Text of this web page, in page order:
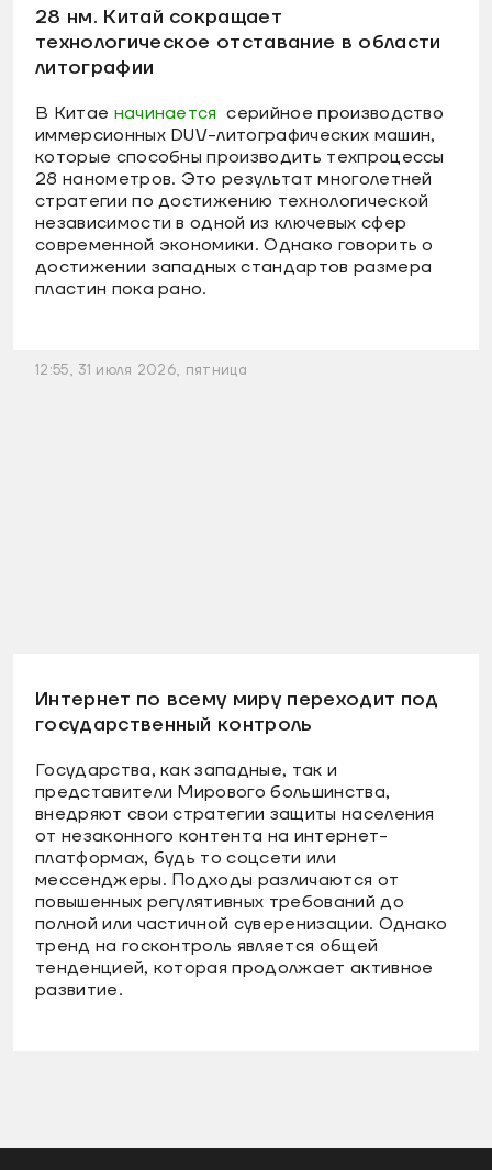
28 нм. Китай сокращает
технологическое отставание в области
литографии
В Китае начинается серийное производство
иммерсионных DUV-литографических машин,
которые способны производить техпроцессы
28 нанометров. Это результат многолетней
стратегии по достижению технологической
независимости в одной из ключевых сфер
современной экономики. Однако говорить о
достижении западных стандартов размера
пластин пока рано.
12:55, 31 июля 2026, пятница
Интернет по всему миру переходит под
государственный контроль
Государства, как западные, так и
представители Мирового большинства,
внедряют свои стратегии защиты населения
от незаконного контента на интернет-
платформах, будь то соцсети или
мессенджеры. Подходы различаются от
повышенных регулятивных требований до
полной или частичной суверенизации. Однако
тренд на госконтроль является общей
тенденцией, которая продолжает активное
развитие.